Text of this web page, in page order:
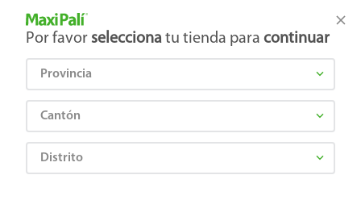
Tienda Maxi Palí
Por favor selecciona tu tienda para continuar
Provincia
Cantón
Distrito